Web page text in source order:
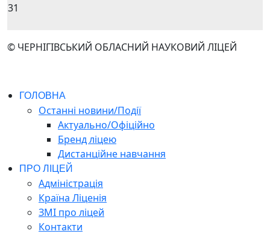
31
© ЧЕРНІГІВСЬКИЙ ОБЛАСНИЙ НАУКОВИЙ ЛІЦЕЙ
ГОЛОВНА
Останні новини/Події
Актуально/Офіційно
Бренд ліцею
Дистанційне навчання
ПРО ЛІЦЕЙ
Адміністрація
Країна Ліценія
ЗМІ про ліцей
Контакти